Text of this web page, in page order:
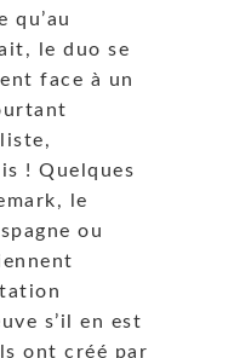
qu’au
le duo se
face à un
! Quelques
le
ou
s’il en est
ont créé par